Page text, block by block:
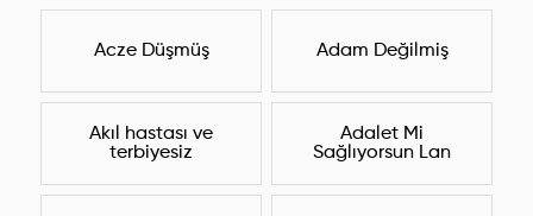
Acze Düşmüş Adam Değilmiş
Akıl hastası ve
terbiyesiz
Adalet Mi
Sağlıyorsun Lan